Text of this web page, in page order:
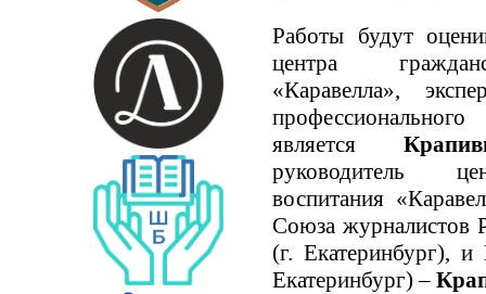
Работы будут
центра
«Каравелла»,
является
руководитель
воспитания
Союза журналистов
(г. Екатеринбург),
Екатеринбург) –